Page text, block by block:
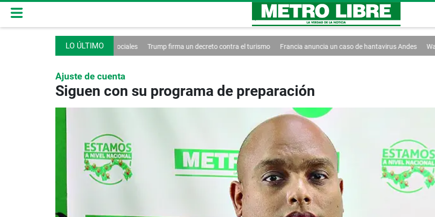
Trump firma un decreto contra el turismo Francia anuncia un caso de hantavirus Andes Washington extiende el
Ajuste de cuenta
Siguen con su programa de preparación